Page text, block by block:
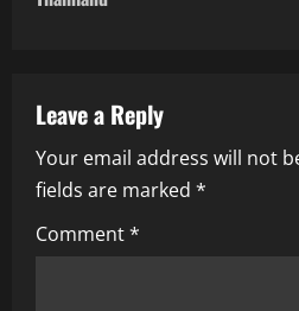
a
v
i
g
Leave a Reply
Your email address will not
fields are marked *
Comment*